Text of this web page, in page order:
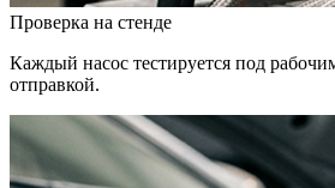
Проверка на стенде
Каждый насос тестируется под
отправкой.